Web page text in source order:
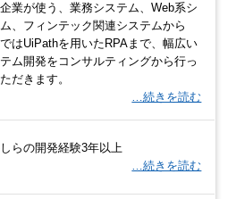
業が使う、業務システム、Web系シ
、フィンテック関連システムから
はUiPathを用いたRPAまで、幅広い
ム開発をコンサルティングから行っ
だきます。
…続きを読む
らの開発経験3年以上
…続きを読む